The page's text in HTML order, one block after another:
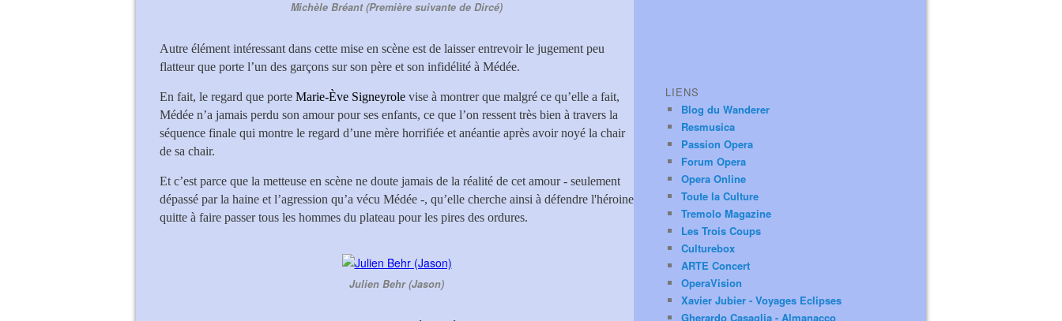
Michèle Bréant (Première suivante de Dircé)
Autre élément intéressant dans cette mise en scène est de laisser entrevoir le jugement peu
flatteur que porte l’un des garçons sur son père et son infidélité à Médée.
En fait, le regard que porte Marie-Ève Signeyrole vise à montrer que malgré ce qu’elle a fait,
Médée n’a jamais perdu son amour pour ses enfants, ce que l’on ressent très bien à travers la
séquence finale qui montre le regard d’une mère horrifiée et anéantie après avoir noyé la chair
de sa chair.
Et c’est parce que la metteuse en scène ne doute jamais de la réalité de cet amour - seulement
dépassé par la haine et l’agression qu’a vécu Médée -, qu’elle cherche ainsi à défendre l'héroine
quitte à faire passer tous les hommes du plateau pour les pires des ordures.
Julien Behr (Jason)
LIENS
Blog du Wanderer
Resmusica
Passion Opera
Forum Opera
Opera Online
Toute la Culture
Tremolo Magazine
Les Trois Coups
Culturebox
ARTE Concert
OperaVision
Xavier Jubier - Voyages Eclipses
Gherardo Casaglia - Almanacco